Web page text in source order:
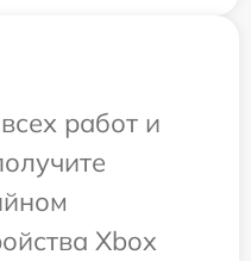
работ и
Xbox